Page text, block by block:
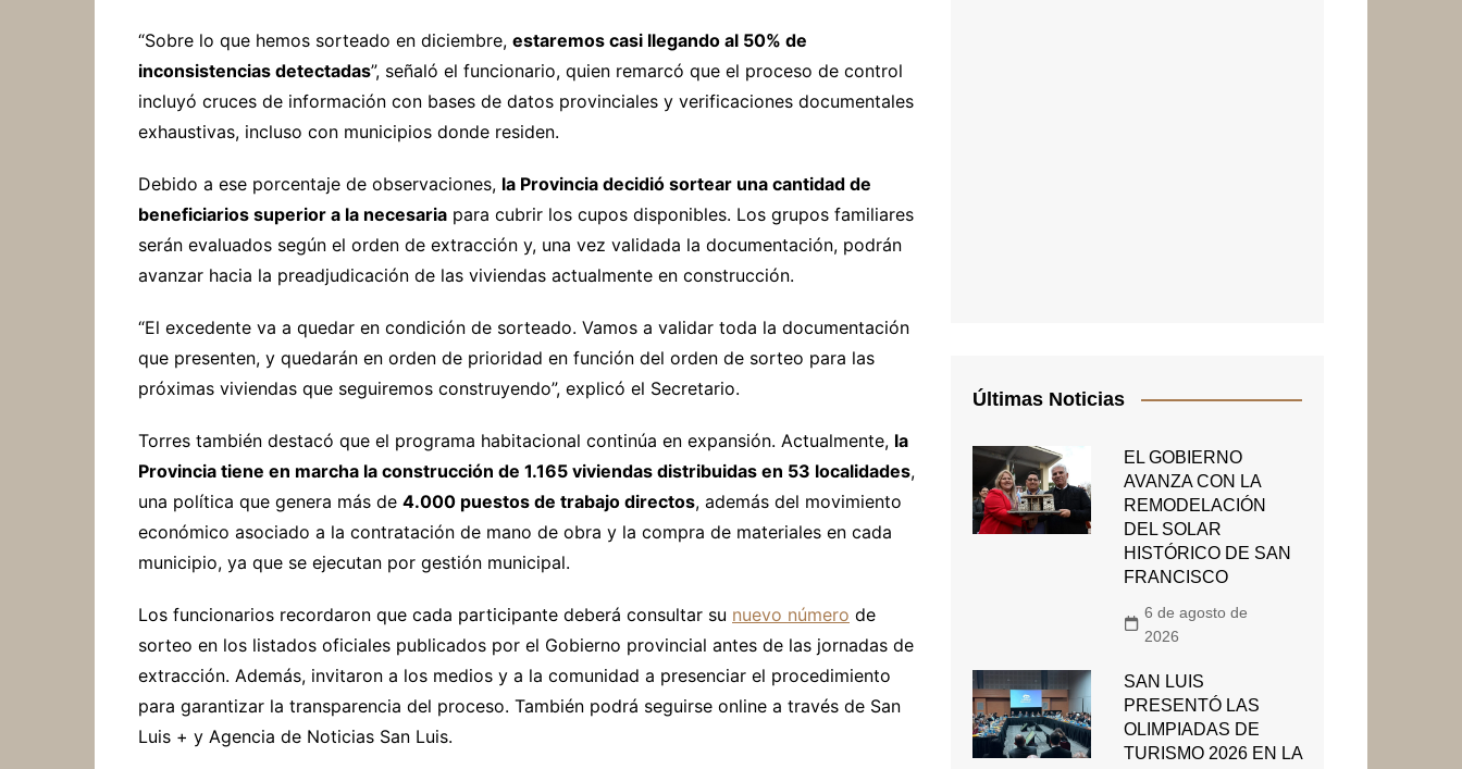
“Sobre lo que hemos sorteado en diciembre, estaremos casi llegando al 50% de
inconsistencias detectadas”, señaló el funcionario, quien remarcó que el proceso de control
incluyó cruces de información con bases de datos provinciales y verificaciones documentales
exhaustivas, incluso con municipios donde residen.
Debido a ese porcentaje de observaciones, la Provincia decidió sortear una cantidad de
beneficiarios superior a la necesaria para cubrir los cupos disponibles. Los grupos familiares
serán evaluados según el orden de extracción y, una vez validada la documentación, podrán
avanzar hacia la preadjudicación de las viviendas actualmente en construcción.
“El excedente va a quedar en condición de sorteado. Vamos a validar toda la documentación
que presenten, y quedarán en orden de prioridad en función del orden de sorteo para las
próximas viviendas que seguiremos construyendo”, explicó el Secretario.
Torres también destacó que el programa habitacional continúa en expansión. Actualmente, la
Provincia tiene en marcha la construcción de 1.165 viviendas distribuidas en 53 localidades,
una política que genera más de 4.000 puestos de trabajo directos, además del movimiento
económico asociado a la contratación de mano de obra y la compra de materiales en cada
municipio, ya que se ejecutan por gestión municipal.
Los funcionarios recordaron que cada participante deberá consultar su nuevo número de
sorteo en los listados oficiales publicados por el Gobierno provincial antes de las jornadas de
extracción. Además, invitaron a los medios y a la comunidad a presenciar el procedimiento
para garantizar la transparencia del proceso. También podrá seguirse online a través de San
Luis + y Agencia de Noticias San Luis.
Últimas Noticias
EL GOBIERNO
AVANZA CON LA
REMODELACIÓN
DEL SOLAR
HISTÓRICO DE SAN
FRANCISCO
6 de agosto de
2026
SAN LUIS
PRESENTÓ LAS
OLIMPIADAS DE
TURISMO 2026 EN LA